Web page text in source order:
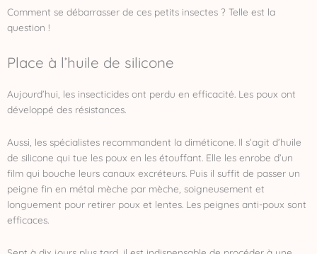
Comment se débarrasser de ces petits insectes ? Telle est la
question !
Place à l’huile de silicone
Aujourd’hui, les insecticides ont perdu en efficacité. Les poux ont
développé des résistances.
Aussi, les spécialistes recommandent la diméticone. Il s’agit d’huile
de silicone qui tue les poux en les étouffant. Elle les enrobe d’un
film qui bouche leurs canaux excréteurs. Puis il suffit de passer un
peigne fin en métal mèche par mèche, soigneusement et
longuement pour retirer poux et lentes. Les peignes anti-poux sont
efficaces.